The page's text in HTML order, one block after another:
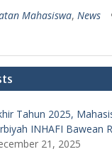
Mahasiswa, News
Tahun 2025,
INHAFI Bawean
21, 2025